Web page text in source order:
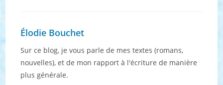
Élodie Bouchet
Sur ce blog, je vous parle de mes textes (romans,
nouvelles), et de mon rapport à l'écriture de manière
plus générale.